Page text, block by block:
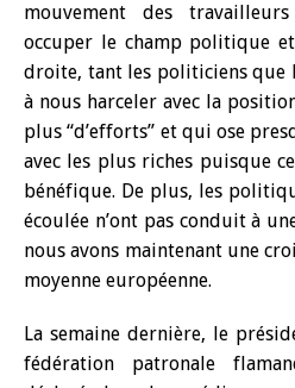
mouvement des
occuper le champ politique
droite, tant les politiciens que
à nous harceler avec la
plus “d’efforts” et qui ose
avec les plus riches puisque
bénéfique. De plus, les
écoulée n’ont pas conduit à
nous avons maintenant une
moyenne européenne.
La semaine dernière, le
fédération patronale